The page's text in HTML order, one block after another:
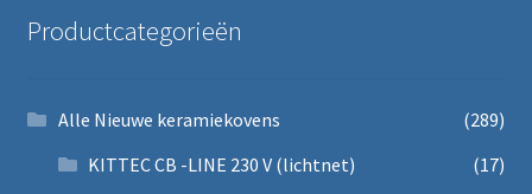
Productcategorieën
Alle Nieuwe keramiekovens
(289)
KITTEC CB -LINE 230 V (lichtnet)
(17)